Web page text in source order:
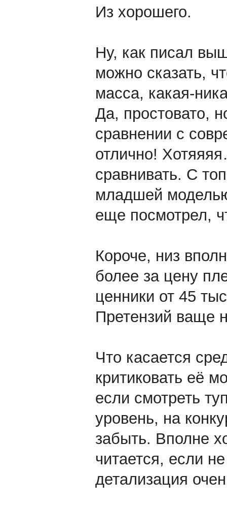
Из хорошего.
Ну, как писал
можно сказать,
масса, какая-
Да, простовато,
сравнении с
отлично!
сравнивать. С
младшей
еще посмотрел,
Короче, низ
более за цену
ценники от 45
Претензий ваще
Что касается
критиковать её
если смотреть
уровень, на
забыть. Вполне
читается, если
детализация